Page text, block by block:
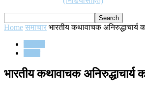
Home समाचार भारतीय कथावाचक अनिरुद्धाचार्य
भारतीय कथावाचक अनिरुद्धाचार्य